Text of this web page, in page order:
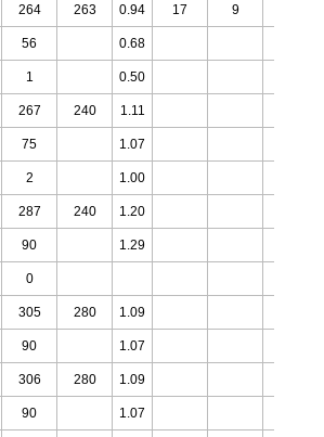
264 263 0.94 17 9
56 0.68
1 0.50
267 240 1.11
75 1.07
2 1.00
287 240 1.20
90 1.29
0
305 280 1.09
90 1.07
306 280 1.09
90 1.07